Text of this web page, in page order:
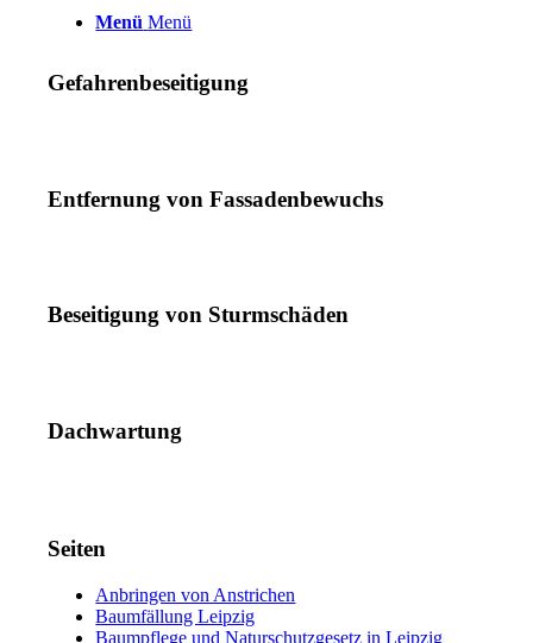
Menü Menü
Gefahrenbeseitigung
Entfernung von Fassadenbewuchs
Beseitigung von Sturmschäden
Dachwartung
Seiten
Anbringen von Anstrichen
Baumfällung Leipzig
Baumpflege und Naturschutzgesetz in Leipzig